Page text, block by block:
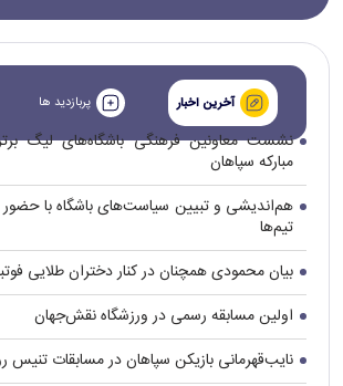
آخرین اخبار پربازدید ها
نشست معاونین فرهنگی باشگاه‌های لیگ برتر
مبارکه سپاهان
هم‌اندیشی و تبیین سیاست‌های باشگاه با حضور
تیم‌ها
بیان محمودی همچنان در کنار دختران طلایی
اولین مسابقه رسمی در ورزشگاه نقش‌جهان
نایب‌قهرمانی بازیکن سپاهان در مسابقات تنیس